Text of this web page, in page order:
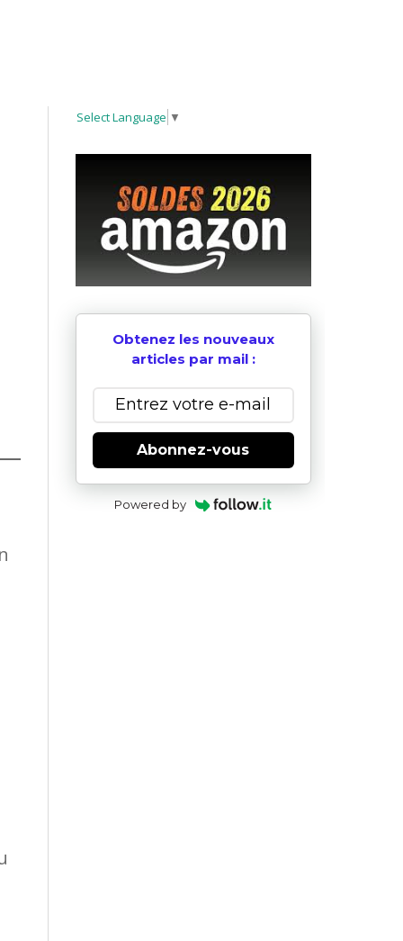
Select Language ▼
Obtenez les nouveaux
articles par mail :
Abonnez-vous
Powered by